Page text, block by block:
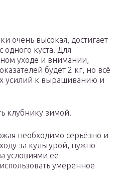
очень высокая, достигает
одного куста. Для
уходе и внимании,
будет 2 кг, но всё
усилий к выращиванию и
клубнику зимой.
необходимо серьёзно и
за культурой, нужно
условиями её
умеренное